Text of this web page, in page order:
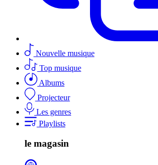
Nouvelle musique
Top musique
Albums
Projecteur
Les genres
Playlists
le magasin